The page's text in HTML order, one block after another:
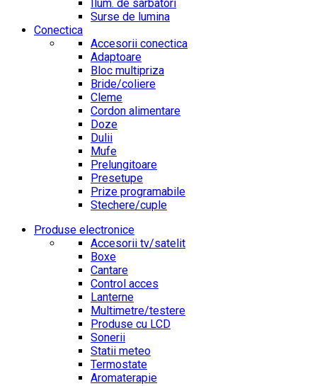
Ilum. de sarbatori
Surse de lumina
Conectica
Accesorii conectica
Adaptoare
Bloc multipriza
Bride/coliere
Cleme
Cordon alimentare
Doze
Dulii
Mufe
Prelungitoare
Presetupe
Prize programabile
Stechere/cuple
Produse electronice
Accesorii tv/satelit
Boxe
Cantare
Control acces
Lanterne
Multimetre/testere
Produse cu LCD
Sonerii
Statii meteo
Termostate
Aromaterapie